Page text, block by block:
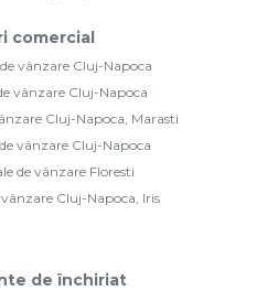
comercial
vânzare Cluj-Napoca
vânzare Cluj-Napoca
Cluj-Napoca, Marasti
vânzare Cluj-Napoca
de vânzare Floresti
Cluj-Napoca, Iris
de închiriat